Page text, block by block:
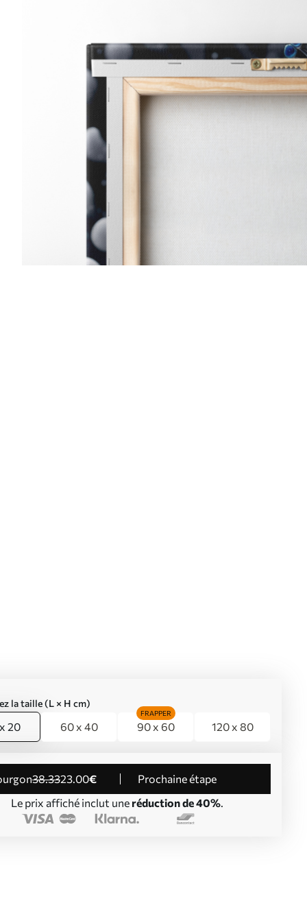
la taille (L × H cm)
20 60 x 40 90 x 60
FRAPPER
120 x 80
38.3323.00€
Prochaine étape
Le prix affiché inclut une réduction de 40%.